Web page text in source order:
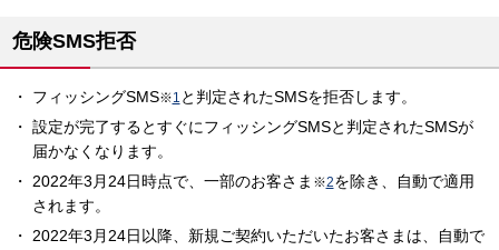
危険SMS拒否
フィッシングSMS※1 と判定されたSMSを拒否します。
設定が完了するとすぐにフィッシングSMSと判定されたSMSが
届かなくなります。
2022年3月24日時点で、一部のお客さま ※2を除き、自動で適用
されます。
2022年3月24日以降、新規ご契約いただいたお客さまは、自動で